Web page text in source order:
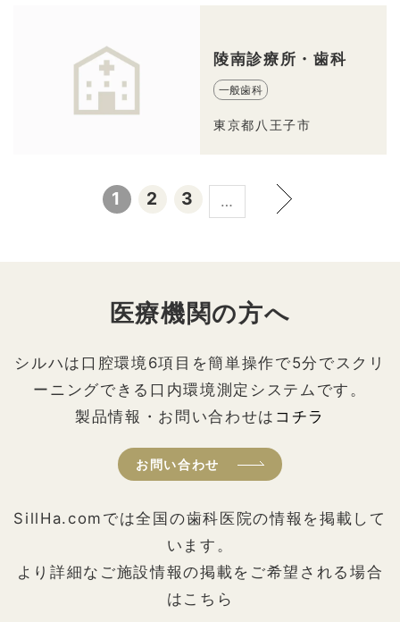
陵南診療所・歯科
一般歯科
東京都八王子市
1 2 3 …
医療機関の方へ
シルハは口腔環境6項目を簡単操作で5分でスクリ
ーニングできる口内環境測定システムです。
製品情報・お問い合わせは コチラ
お問い合わせ
SillHa.comでは全国の歯科医院の情報を掲載して
います。
より詳細なご施設情報の掲載をご希望される場合
はこちら